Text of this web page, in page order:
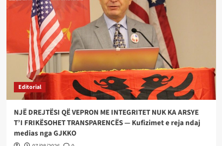
Editorial
NJË DREJTËSI QË VEPRON ME INTEGRITET NUK KA ARSYE
T’I FRIKËSOHET TRANSPARENCËS — Kufizimet e reja ndaj
medias nga GJKKO